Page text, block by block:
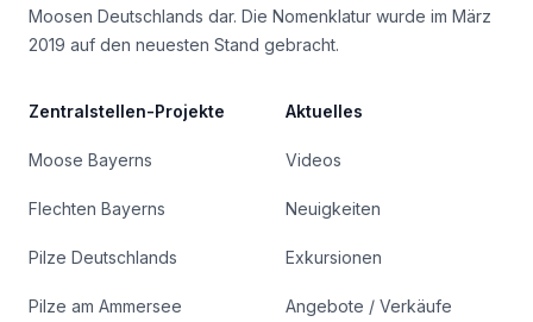
Moosen Deutschlands dar. Die Nomenklatur wurde im März
2019 auf den neuesten Stand gebracht.
Zentralstellen-Projekte
Moose Bayerns
Flechten Bayerns
Pilze Deutschlands
Pilze am Ammersee
Aktuelles
Videos
Neuigkeiten
Exkursionen
Angebote / Verkäufe